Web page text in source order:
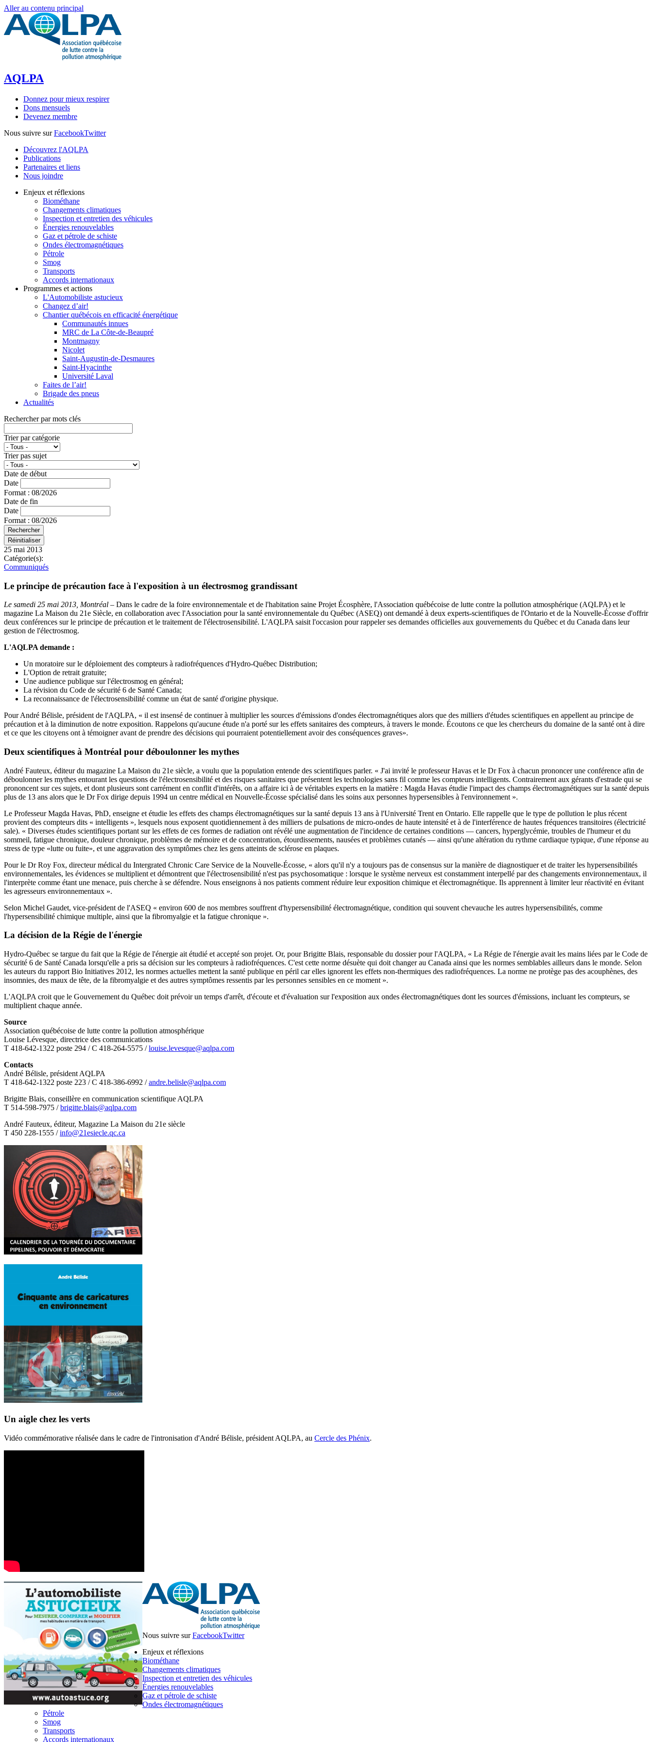
Aller au contenu principal
AQLPA
Donnez pour mieux respirer
Dons mensuels
Devenez membre
Nous suivre surFacebookTwitter
Découvrez l'AQLPA
Publications
Partenaires et liens
Nous joindre
Enjeux et réflexions
Biométhane
Changements climatiques
Inspection et entretien des véhicules
Énergies renouvelables
Gaz et pétrole de schiste
Ondes électromagnétiques
Pétrole
Smog
Transports
Accords internationaux
Programmes et actions
L'Automobiliste astucieux
Changez d’air!
Chantier québécois en efficacité énergétique
Communautés innues
MRC de La Côte-de-Beaupré
Montmagny
Nicolet
Saint-Augustin-de-Desmaures
Saint-Hyacinthe
Université Laval
Faites de l’air!
Brigade des pneus
Actualités
Rechercher par mots clés
Trier par catégorie
Trier pas sujet
Date de début
Date
Format : 08/2026
Date de fin
Date
Format : 08/2026
25 mai 2013
Catégorie(s):
Communiqués
Le principe de précaution face à l'exposition à un électrosmog grandissant
Le samedi 25 mai 2013, Montréal – Dans le cadre de la foire environnementale et de l'habitation saine Projet Écosphère, l'Association québécoise de lutte contre la pollution atmosphérique (AQLPA) et le
magazine La Maison du 21e Siècle, en collaboration avec l'Association pour la santé environnementale du Québec (ASEQ) ont demandé à deux experts-scientifiques de l'Ontario et de la Nouvelle-Écosse d'offrir
deux conférences sur le principe de précaution et le traitement de l'électrosensibilité. L'AQLPA saisit l'occasion pour rappeler ses demandes officielles aux gouvernements du Québec et du Canada dans leur
gestion de l'électrosmog.
L'AQLPA demande :
Un moratoire sur le déploiement des compteurs à radiofréquences d'Hydro-Québec Distribution;
L'Option de retrait gratuite;
Une audience publique sur l'électrosmog en général;
La révision du Code de sécurité 6 de Santé Canada;
La reconnaissance de l'électrosensibilité comme un état de santé d'origine physique.
Pour André Bélisle, président de l'AQLPA, « il est insensé de continuer à multiplier les sources d'émissions d'ondes électromagnétiques alors que des milliers d'études scientifiques en appellent au principe de
précaution et à la diminution de notre exposition. Rappelons qu'aucune étude n'a porté sur les effets sanitaires des compteurs, à travers le monde. Écoutons ce que les chercheurs du domaine de la santé ont à dire
et ce que les citoyens ont à témoigner avant de prendre des décisions qui pourraient potentiellement avoir des conséquences graves».
Deux scientifiques à Montréal pour déboulonner les mythes
André Fauteux, éditeur du magazine La Maison du 21e siècle, a voulu que la population entende des scientifiques parler. « J'ai invité le professeur Havas et le Dr Fox à chacun prononcer une conférence afin de
déboulonner les mythes entourant les questions de l'électrosensibilité et des risques sanitaires que présentent les technologies sans fil comme les compteurs intelligents. Contrairement aux gérants d'estrade qui se
prononcent sur ces sujets, et dont plusieurs sont carrément en conflit d'intérêts, on a affaire ici à de véritables experts en la matière : Magda Havas étudie l'impact des champs électromagnétiques sur la santé depuis
plus de 13 ans alors que le Dr Fox dirige depuis 1994 un centre médical en Nouvelle-Écosse spécialisé dans les soins aux personnes hypersensibles à l'environnement ».
Le Professeur Magda Havas, PhD, enseigne et étudie les effets des champs électromagnétiques sur la santé depuis 13 ans à l'Université Trent en Ontario. Elle rappelle que le type de pollution le plus récent
provient des compteurs dits « intelligents », lesquels nous exposent quotidiennement à des milliers de pulsations de micro-ondes de haute intensité et à de l'interférence de hautes fréquences transitoires (électricité
sale). « Diverses études scientifiques portant sur les effets de ces formes de radiation ont révélé une augmentation de l'incidence de certaines conditions — cancers, hyperglycémie, troubles de l'humeur et du
sommeil, fatigue chronique, douleur chronique, problèmes de mémoire et de concentration, étourdissements, nausées et problèmes cutanés — ainsi qu'une altération du rythme cardiaque typique, d'une réponse au
stress de type «lutte ou fuite», et une aggravation des symptômes chez les gens atteints de sclérose en plaques.
Pour le Dr Roy Fox, directeur médical du Intergrated Chronic Care Service de la Nouvelle-Écosse, « alors qu'il n'y a toujours pas de consensus sur la manière de diagnostiquer et de traiter les hypersensibilités
environnementales, les évidences se multiplient et démontrent que l'électrosensibilité n'est pas psychosomatique : lorsque le système nerveux est constamment interpellé par des changements environnementaux, il
l'interprète comme étant une menace, puis cherche à se défendre. Nous enseignons à nos patients comment réduire leur exposition chimique et électromagnétique. Ils apprennent à limiter leur réactivité en évitant
les agresseurs environnementaux ».
Selon Michel Gaudet, vice-président de l'ASEQ « environ 600 de nos membres souffrent d'hypersensibilité électromagnétique, condition qui souvent chevauche les autres hypersensibilités, comme
l'hypersensibilité chimique multiple, ainsi que la fibromyalgie et la fatigue chronique ».
La décision de la Régie de l'énergie
Hydro-Québec se targue du fait que la Régie de l'énergie ait étudié et accepté son projet. Or, pour Brigitte Blais, responsable du dossier pour l'AQLPA, « La Régie de l'énergie avait les mains liées par le Code de
sécurité 6 de Santé Canada lorsqu'elle a pris sa décision sur les compteurs à radiofréquences. C'est cette norme désuète qui doit changer au Canada ainsi que les normes semblables ailleurs dans le monde. Selon
les auteurs du rapport Bio Initiatives 2012, les normes actuelles mettent la santé publique en péril car elles ignorent les effets non-thermiques des radiofréquences. La norme ne protège pas des acouphènes, des
insomnies, des maux de tête, de la fibromyalgie et des autres symptômes ressentis par les personnes sensibles en ce moment ».
L'AQLPA croit que le Gouvernement du Québec doit prévoir un temps d'arrêt, d'écoute et d'évaluation sur l'exposition aux ondes électromagnétiques dont les sources d'émissions, incluant les compteurs, se
multiplient chaque année.
Source
Association québécoise de lutte contre la pollution atmosphérique
Louise Lévesque, directrice des communications
T 418-642-1322 poste 294 / C 418-264-5575 /louise.levesque@aqlpa.com
Contacts
André Bélisle, président AQLPA
T 418-642-1322 poste 223 / C 418-386-6992 /andre.belisle@aqlpa.com
Brigitte Blais, conseillère en communication scientifique AQLPA
T 514-598-7975 /brigitte.blais@aqlpa.com
André Fauteux, éditeur, Magazine La Maison du 21e siècle
T 450 228-1555 /info@21esiecle.qc.ca
Un aigle chez les verts
Vidéo commémorative réalisée dans le cadre de l'intronisation d'André Bélisle, président AQLPA, au Cercle des Phénix.
Nous suivre surFacebookTwitter
Enjeux et réflexions
Biométhane
Changements climatiques
Inspection et entretien des véhicules
Énergies renouvelables
Gaz et pétrole de schiste
Ondes électromagnétiques
Pétrole
Smog
Transports
Accords internationaux